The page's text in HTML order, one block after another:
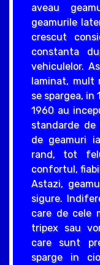
aveau
geamurile
crescut
constanta
vehiculelor.
laminat, mult
se spargea, in
1960 au
standarde
de geamuri
rand, tot
confortul,
Astazi,
sigure.
care de cele
tripex sau
care sunt
sparge in